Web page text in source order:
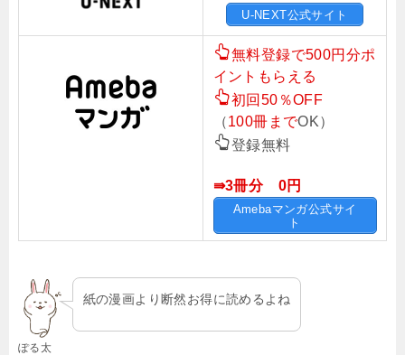
U-NEXT公式サイト
無料登録で500円分ポ
イントもらえる
初回50％OFF
（100冊までOK）
登録無料
⇛3冊分 0円
Amebaマンガ公式サイ
ト
ぽる太
紙の漫画より断然お得に読めるよね